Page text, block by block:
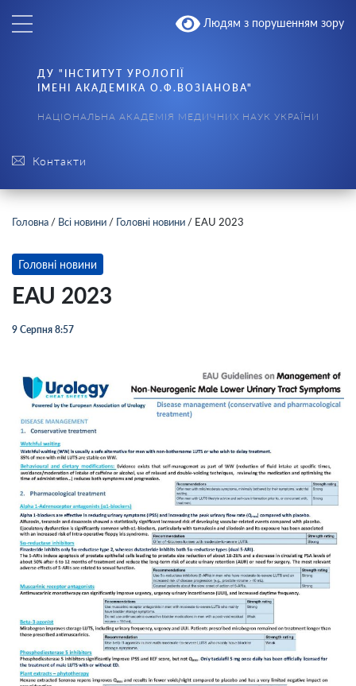
Людям з порушенням зору
Контакти
ДУ "ІНСТИТУТ УРОЛОГІЇ
ІМЕНІ АКАДЕМІКА О.Ф.ВОЗІАНОВА"
НАЦІОНАЛЬНА АКАДЕМІЯ МЕДИЧНИХ НАУК УКРАЇНИ
Головна / Всі новини / Головні новини / EAU 2023
Головні новини
EAU 2023
9 Серпня 8:57